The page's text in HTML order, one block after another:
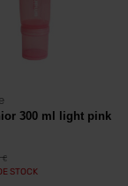
300 ml light pink
€
STOCK